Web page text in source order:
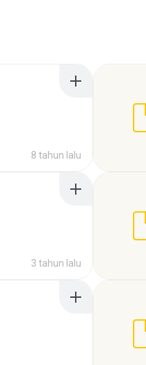
8 tahun lalu
3 tahun lalu